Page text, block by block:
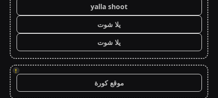
yalla shoot
يلا شوت
يلا شوت
!
موقع كورة